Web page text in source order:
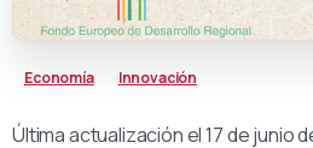
Economía Innovación
Última actualización el 17 de junio